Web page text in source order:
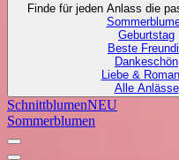
Finde für jeden Anlass die
Geburtstag
Beste
Dankeschön
Liebe &
Alle Anlässe
SchnittblumenNEU
Sommerblumen